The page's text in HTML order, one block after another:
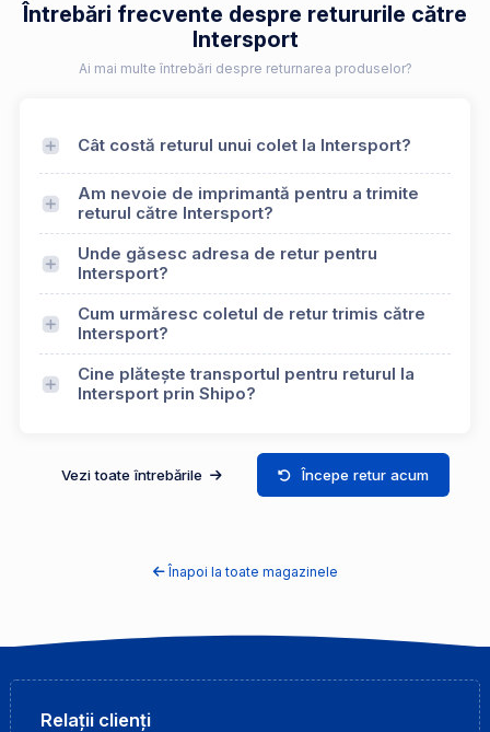
Întrebări frecvente despre retururile către
Intersport
Ai mai multe întrebări despre returnarea produselor?
Cât costă returul unui colet la Intersport?
Am nevoie de imprimantă pentru a trimite
returul către Intersport?
Unde găsesc adresa de retur pentru
Intersport?
Cum urmăresc coletul de retur trimis către
Intersport?
Cine plătește transportul pentru returul la
Intersport prin Shipo?
Vezi toate întrebările Începe retur acum
Înapoi la toate magazinele
Relații clienți